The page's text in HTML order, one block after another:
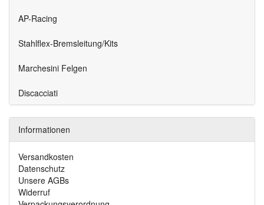
AP-Racing
Stahlflex-Bremsleitung/Kits
Marchesini Felgen
Discacciati
Informationen
Versandkosten
Datenschutz
Unsere AGBs
Widerruf